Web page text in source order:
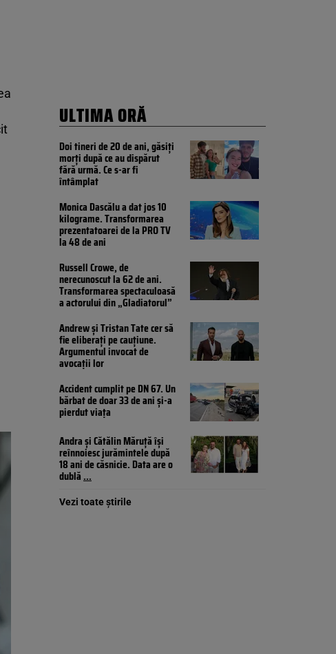
ULTIMA ORĂ
Doi tineri de 20 de ani, găsiți
morți după ce au dispărut
fără urmă. Ce s-ar fi
întâmplat
Monica Dascălu a dat jos 10
kilograme. Transformarea
prezentatoarei de la PRO TV
la 48 de ani
Russell Crowe, de
nerecunoscut la 62 de ani.
Transformarea spectaculoasă
a actorului din „Gladiatorul”
Andrew și Tristan Tate cer să
fie eliberați pe cauțiune.
Argumentul invocat de
avocații lor
Accident cumplit pe DN 67. Un
bărbat de doar 33 de ani și-a
pierdut viața
Andra și Cătălin Măruță își
reînnoiesc jurămintele după
18 ani de căsnicie. Data are o
dublă...
Vezi toate știrile